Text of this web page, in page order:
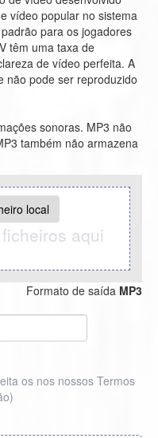
vídeo popular no sistema
para os jogadores
têm uma taxa de
de vídeo perfeita. A
não pode ser reproduzido
sonoras. MP3 não
também não armazena
local
aqui
Formato de saída MP3
os nos nossos Termos
)